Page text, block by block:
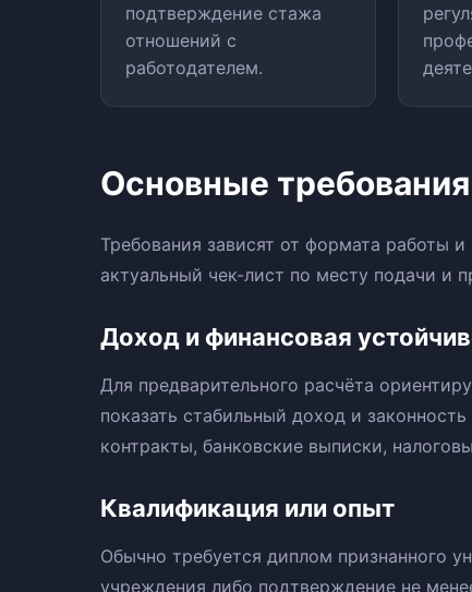
подтверждение стажа
отношений с
работодателем.
Основные
Требования зависят от формата работы
актуальный чек-лист по месту подачи и
Доход и финансовая
Для предварительного расчёта
показать стабильный доход и
контракты, банковские выписки,
Квалификация или опыт
Обычно требуется диплом признанного
учреждения либо подтверждение не